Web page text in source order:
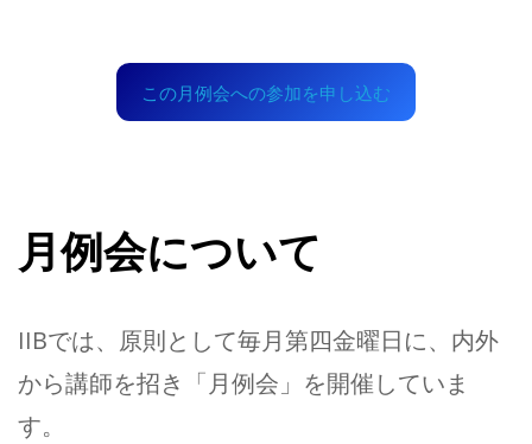
この月例会への参加を申し込む
月例会について
IIBでは、原則として毎月第四金曜日に、内外
から講師を招き「月例会」を開催していま
す。